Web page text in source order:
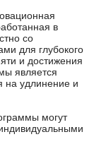
в
со
для глубокого
и достижения
является
на удлинение и
могут